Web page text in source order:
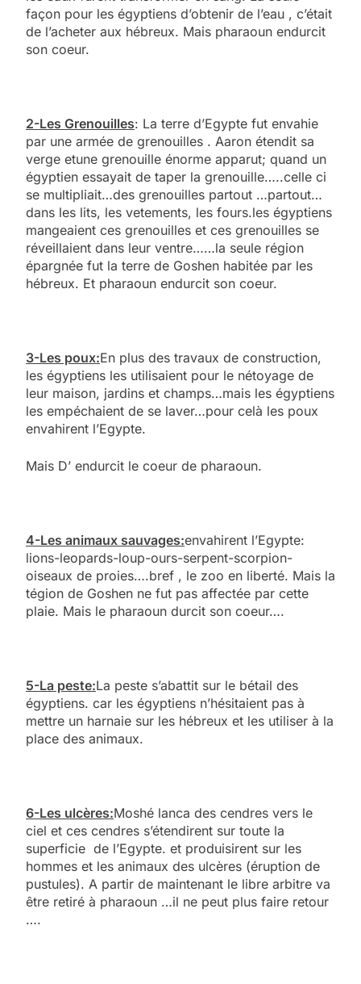
façon pour les égyptiens d’obtenir de l’eau , c’était
de l’acheter aux hébreux. Mais pharaoun endurcit
son coeur.
2-Les Grenouilles: La terre d’Egypte fut envahie
par une armée de grenouilles . Aaron étendit sa
verge etune grenouille énorme apparut; quand un
égyptien essayait de taper la grenouille…..celle ci
se multipliait…des grenouilles partout …partout…
dans les lits, les vetements, les fours.les égyptiens
mangeaient ces grenouilles et ces grenouilles se
réveillaient dans leur ventre……la seule région
épargnée fut la terre de Goshen habitée par les
hébreux. Et pharaoun endurcit son coeur.
3-Les poux:En plus des travaux de construction,
les égyptiens les utilisaient pour le nétoyage de
leur maison, jardins et champs…mais les égyptiens
les empéchaient de se laver…pour celà les poux
envahirent l’Egypte.
Mais D’ endurcit le coeur de pharaoun.
4-Les animaux sauvages:envahirent l’Egypte:
lions-leopards-loup-ours-serpent-scorpion-
oiseaux de proies….bref , le zoo en liberté. Mais la
tégion de Goshen ne fut pas affectée par cette
plaie. Mais le pharaoun durcit son coeur….
5-La peste:La peste s’abattit sur le bétail des
égyptiens. car les égyptiens n’hésitaient pas à
mettre un harnaie sur les hébreux et les utiliser à la
place des animaux.
6-Les ulcères:Moshé lanca des cendres vers le
ciel et ces cendres s’étendirent sur toute la
superficie de l’Egypte. et produisirent sur les
hommes et les animaux des ulcères (éruption de
pustules). A partir de maintenant le libre arbitre va
être retiré à pharaoun …il ne peut plus faire retour
….